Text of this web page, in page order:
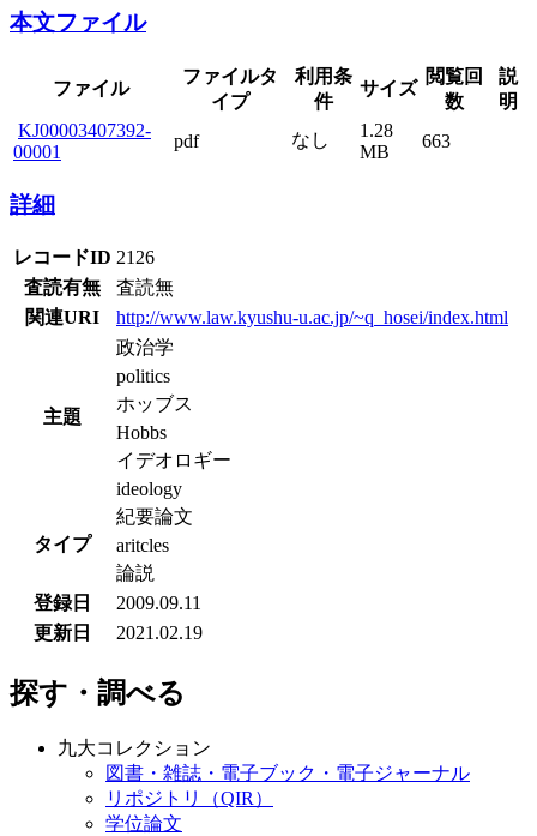
本文ファイル
ファイル
ファイルタ
イプ
利用条
件
サイズ
閲覧回
数
説
明
KJ00003407392-
00001
pdf なし
1.28
MB
663
詳細
レコードID 2126
査読有無
査読無
関連URI
http://www.law.kyushu-u.ac.jp/~q_hosei/index.html
主題
政治学
politics
ホッブス
Hobbs
イデオロギー
ideology
タイプ
紀要論文
aritcles
論説
登録日
2009.09.11
更新日
2021.02.19
探す・調べる
九大コレクション
図書・雑誌・電子ブック・電子ジャーナル
リポジトリ（QIR）
学位論文